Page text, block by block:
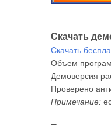
Скачать
Скачать
Объем
Демоверсия
Проверено
Примечание: